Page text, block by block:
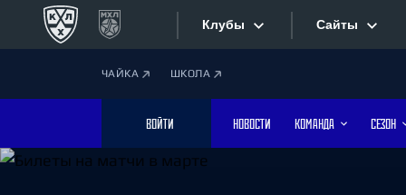
Клубы
Дивизион Боброва
Лада
Сайты
ЧАЙКА ШКОЛА
ВОЙТИ НОВОСТИ КОМАНДА СЕЗОН